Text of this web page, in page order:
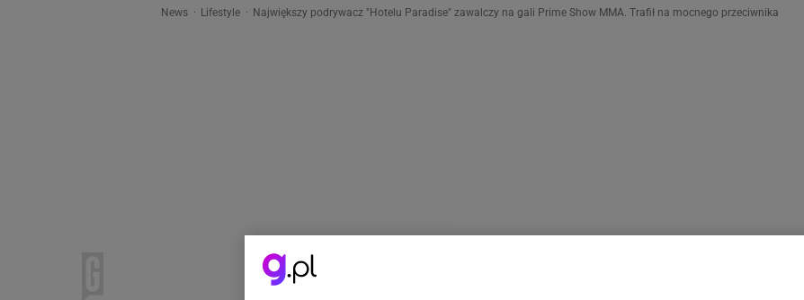
News Lifestyle Największy podrywacz "Hotelu Paradise" zawalczy na gali Prime Show MMA. Trafił na mocnego przeciwnika